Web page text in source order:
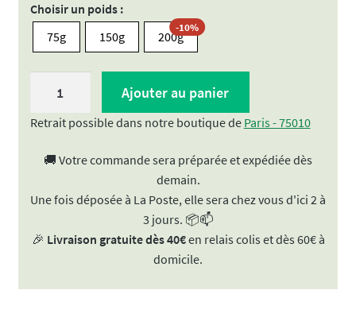
Choisir un poids :
75g
150g 200g
-10%
Prunier
coupées
Ajouter au panier
Retrait possible dans notre boutique de Paris - 75010
🚚 Votre commande sera préparée et expédiée dès
demain.
Une fois déposée à La Poste, elle sera chez vous d'ici 2 à
3 jours. 📦📫
🎉 Livraison gratuite dès 40€en relais colis et dès 60€ à
domicile.